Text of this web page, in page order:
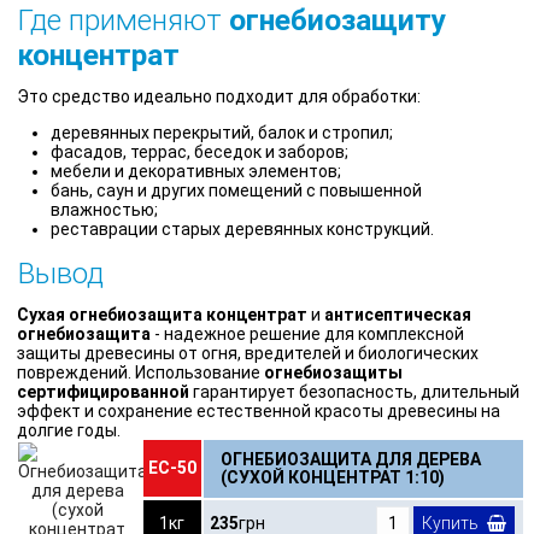
Где применяют огнебиозащиту
концентрат
Это средство идеально подходит для обработки:
деревянных перекрытий, балок и стропил;
фасадов, террас, беседок и заборов;
мебели и декоративных элементов;
бань, саун и других помещений с повышенной
влажностью;
реставрации старых деревянных конструкций.
Вывод
Сухая огнебиозащита концентрат и антисептическая
огнебиозащита - надежное решение для комплексной
защиты древесины от огня, вредителей и биологических
повреждений. Использование огнебиозащиты
сертифицированной гарантирует безопасность, длительный
эффект и сохранение естественной красоты древесины на
долгие годы.
ЕС-50
ОГНЕБИОЗАЩИТА ДЛЯ ДЕРЕВА
(СУХОЙ КОНЦЕНТРАТ 1:10)
1кг 235грн Купить